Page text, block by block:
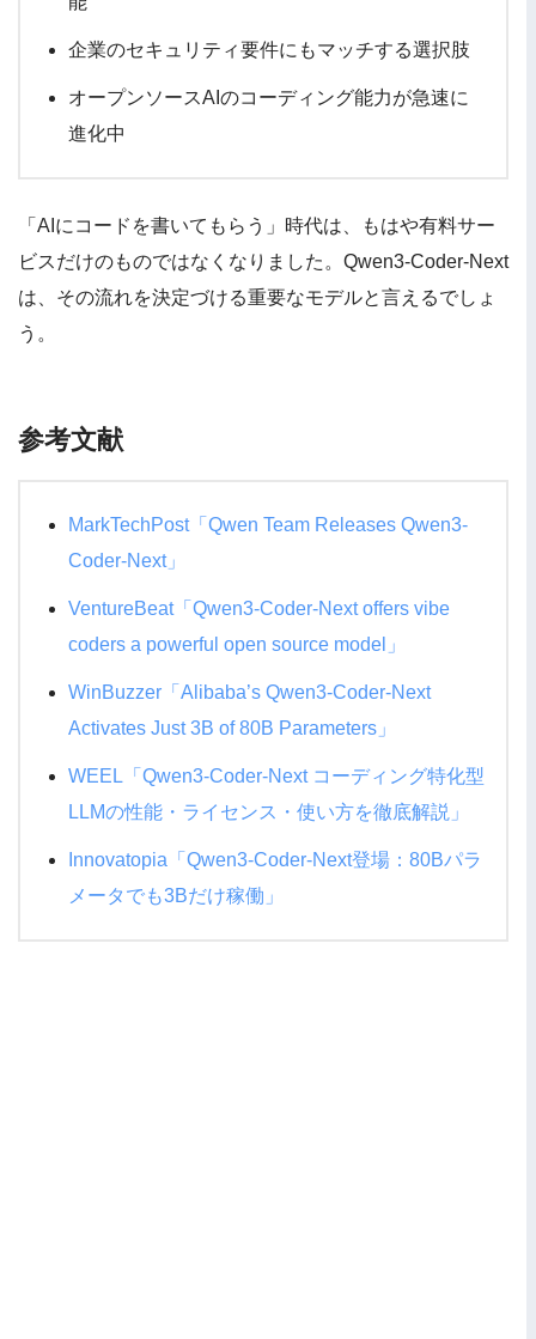
企業のセキュリティ要件にもマッチする選択肢
オープンソースAIのコーディング能力が急速に
進化中
「AIにコードを書いてもらう」時代は、もはや有料サー
ビスだけのものではなくなりました。Qwen3-Coder-Next
は、その流れを決定づける重要なモデルと言えるでしょ
う。
参考文献
MarkTechPost「Qwen Team Releases Qwen3-
Coder-Next」
VentureBeat「Qwen3-Coder-Next offers vibe
coders a powerful open source model」
WinBuzzer「Alibaba’s Qwen3-Coder-Next
Activates Just 3B of 80B Parameters」
WEEL「Qwen3-Coder-Next コーディング特化型
LLMの性能・ライセンス・使い方を徹底解説」
Innovatopia「Qwen3-Coder-Next登場：80Bパラ
メータでも3Bだけ稼働」